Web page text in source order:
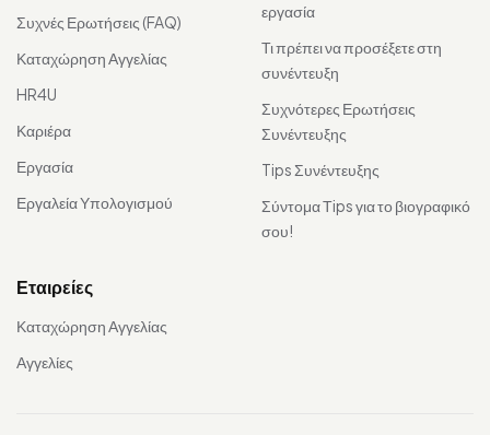
Συχνές Ερωτήσεις (FAQ)
Καταχώρηση Αγγελίας
HR4U
Καριέρα
Εργασία
Εργαλεία Υπολογισμού
εργασία
Τι πρέπει να προσέξετε στη
συνέντευξη
Συχνότερες Ερωτήσεις
Συνέντευξης
Tips Συνέντευξης
Σύντομα Τips για το βιογραφικό
σου!
Εταιρείες
Καταχώρηση Αγγελίας
Αγγελίες